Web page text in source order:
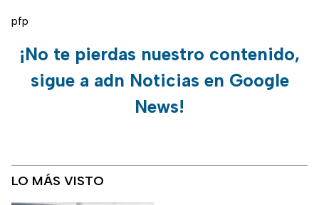
pfp
¡No te pierdas nuestro contenido,
sigue a adn Noticias en Google
News!
LO MÁS VISTO